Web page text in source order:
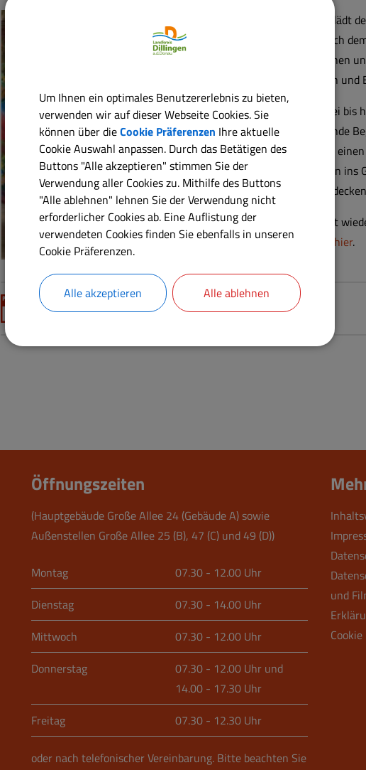
Am Sonntag, 20. Juli 2025, lädt
des offenen Ateliers ein. Nach
2025 zahlreiche Künstlerinnen
interessierte Besucherinnen und
Von Malerei über Bildhauerei bis
Werke verspricht inspirierende
Nutzen Sie die Gelegenheit,
Künstlerinnen und Künstlern ins
unseres Landkreises zu
Die Organisation übernimmt
Informationen erhalten Sie hier.
(6,60 MB)
Tag des offenen Ateliers (Flyer)
Öffnungszeiten
(Hauptgebäude Große Allee 24 (Gebäude A) sowie
Außenstellen Große Allee 25 (B), 47 (C) und 49 (D))
Montag
07.30 - 12.00 Uhr
Dienstag
07.30 - 14.00 Uhr
Mittwoch
07.30 - 12.00 Uhr
Donnerstag
07.30 - 12.00 Uhr und
14.00 - 17.30 Uhr
Freitag
07.30 - 12.30 Uhr
oder nach telefonischer Vereinbarung. Bitte beachten Sie
und
Um Ihnen ein optimales Benutzererlebnis zu bieten,
verwenden wir auf dieser Webseite Cookies. Sie
können über dieCookie Präferenzen Ihre aktuelle
Cookie Auswahl anpassen. Durch das Betätigen des
Buttons "Alle akzeptieren" stimmen Sie der
Verwendung aller Cookies zu. Mithilfe des Buttons
"Alle ablehnen" lehnen Sie der Verwendung nicht
erforderlicher Cookies ab. Eine Auflistung der
verwendeten Cookies finden Sie ebenfalls in unseren
Cookie Präferenzen.
Alle akzeptieren Alle ablehnen